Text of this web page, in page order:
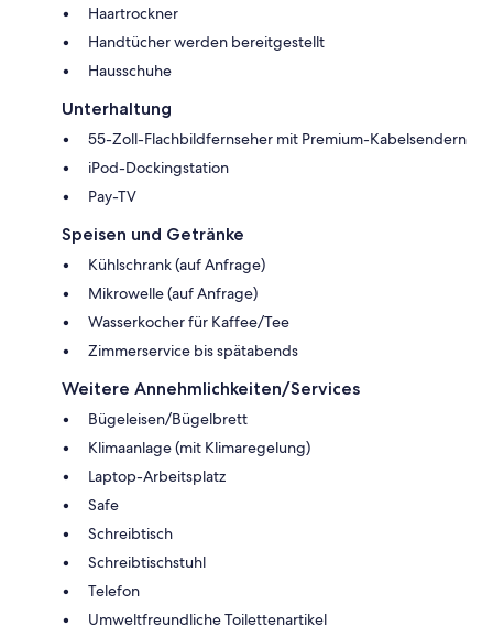
Haartrockner
Handtücher werden bereitgestellt
Hausschuhe
Unterhaltung
55-Zoll-Flachbildfernseher mit Premium-Kabelsendern
iPod-Dockingstation
Pay-TV
Speisen und Getränke
Kühlschrank (auf Anfrage)
Mikrowelle (auf Anfrage)
Wasserkocher für Kaffee/Tee
Zimmerservice bis spätabends
Weitere Annehmlichkeiten/Services
Bügeleisen/Bügelbrett
Klimaanlage (mit Klimaregelung)
Laptop-Arbeitsplatz
Safe
Schreibtisch
Schreibtischstuhl
Telefon
Umweltfreundliche Toilettenartikel